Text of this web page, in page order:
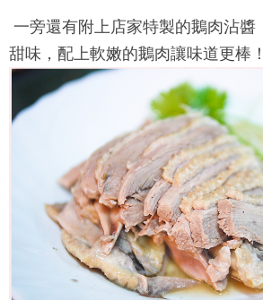
一旁還有附上店家特製的鵝肉沾醬
甜味，配上軟嫩的鵝肉讓味道更棒！